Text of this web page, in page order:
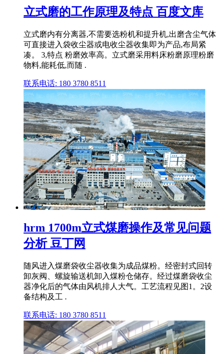
立式磨的工作原理及特点 百度文库
立式磨内有分离器,不需要选粉机和提升机,出磨含尘气体
可直接进入袋收尘器或电收尘器收集即为产品,布局紧
凑。 3,特点 粉磨效率高。立式磨采用料床粉磨原理粉磨
物料,能耗低,而随 .
联系电话: 180 3780 8511
hrm 1700m立式煤磨操作及常见问题
分析 豆丁网
随风进入煤磨袋收尘器收集为成品煤粉。经密封式回转
卸灰阀、螺旋输送机卸入煤粉仓储存。经过煤磨袋收尘
器净化后的气体由风机排人大气。工艺流程见图1。2设
备结构及工 .
联系电话: 180 3780 8511